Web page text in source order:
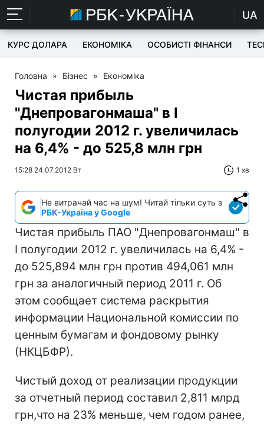
UA
КУРС ДОЛАРА ЕКОНОМІКА ОСОБИСТІ ФІНАНСИ
Головна » Бізнес » Економіка
Чистая прибыль
"Днепровагонмаша" в І
полугодии 2012 г. увеличилась
на 6,4% - до 525,8 млн грн
15:28 24.07.2012 Вт 1 хв
Не витрачай час на шум! Читай тільки суть з
РБК-Україна у Google
Чистая прибыль ПАО "Днепровагонмаш" в
І полугодии 2012 г. увеличилась на 6,4% -
до 525,894 млн грн против 494,061 млн
грн за аналогичный период 2011 г. Об
этом сообщает система раскрытия
информации Национальной комиссии по
ценным бумагам и фондовому рынку
(НКЦБФР).
Чистый доход от реализации продукции
за отчетный период составил 2,811 млрд
грн,что на 23% меньше, чем годом ранее,